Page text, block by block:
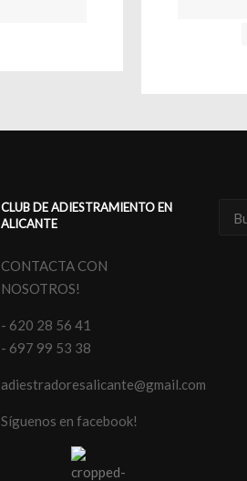
CLUB DE ADIESTRAMIENTO EN
ALICANTE
CONTACTA CON
NOSOTROS!
- 620 28 56 41
- 697 99 53 38
adiestradoresalicante@gmail.com
Síguenos en facebook!